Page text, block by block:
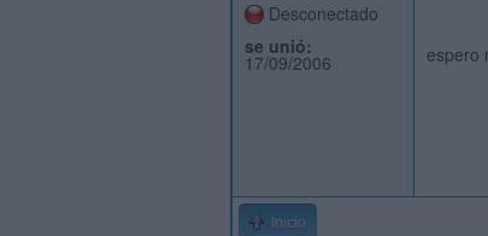
Desconectado
se unió:
17/09/2006 espero
Inicio